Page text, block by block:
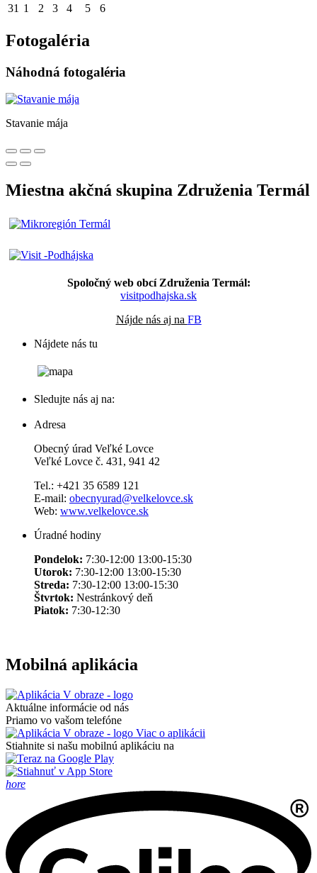
31 1 2 3 4 5 6
Fotogaléria
Náhodná fotogaléria
Stavanie mája
Miestna akčná skupina Združenia Termál
Spoločný web obcí Združenia Termál:
visitpodhajska.sk
Nájde nás aj na FB
Nájdete nás tu
Sledujte nás aj na:
Adresa
Obecný úrad Veľké Lovce
Veľké Lovce č. 431, 941 42
Tel.: +421 35 6589 121
E-mail: obecnyurad@velkelovce.sk
Web: www.velkelovce.sk
Úradné hodiny
Pondelok: 7:30-12:00 13:00-15:30
Utorok: 7:30-12:00 13:00-15:30
Streda: 7:30-12:00 13:00-15:30
Štvrtok: Nestránkový deň
Piatok: 7:30-12:30
Mobilná aplikácia
Aktuálne informácie od nás
Priamo vo vašom telefóne
Viac o aplikácii
Stiahnite si našu mobilnú aplikáciu na
hore